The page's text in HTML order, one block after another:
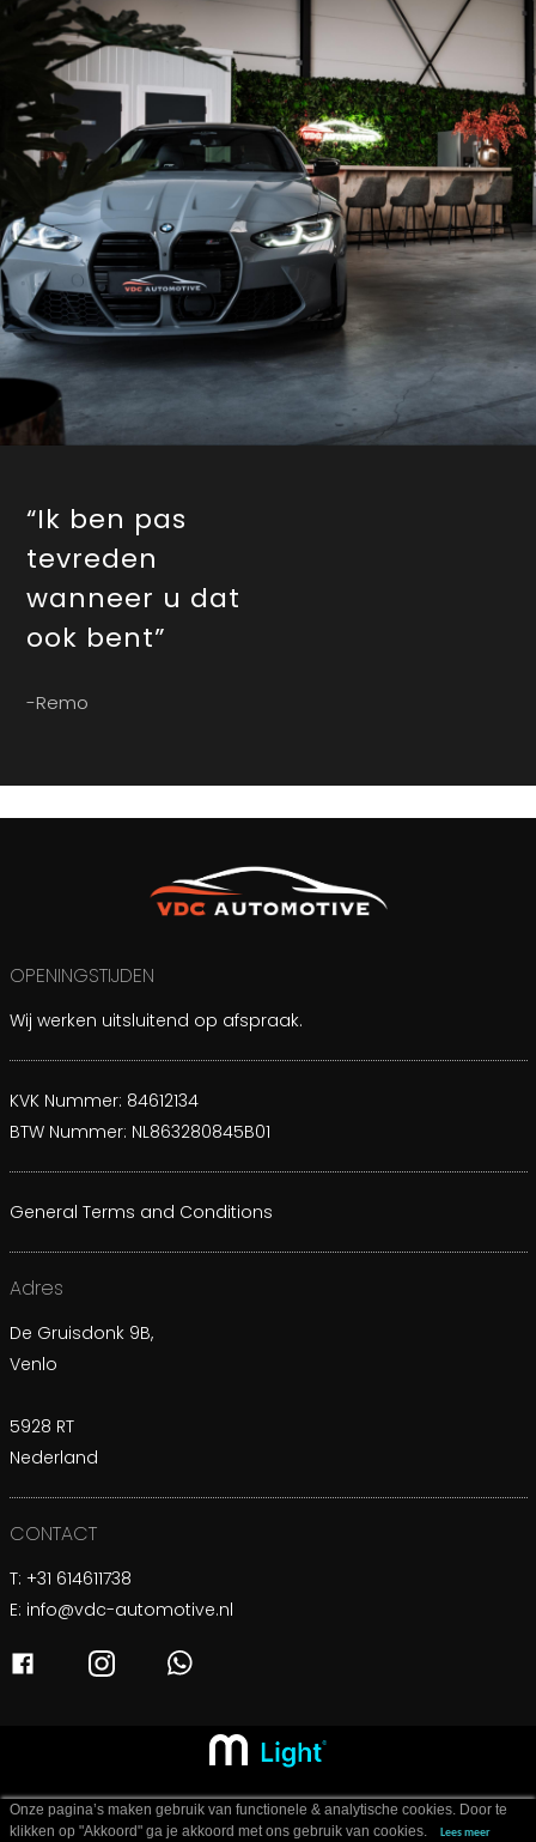
“Ik ben pas
tevreden
wanneer u dat
ook bent”
-Remo
OPENINGSTIJDEN
Wij werken uitsluitend op afspraak.
KVK Nummer: 84612134
BTW Nummer: NL863280845B01
General Terms and Conditions
Adres
De Gruisdonk 9B,
Venlo
5928 RT
Nederland
CONTACT
T: +31 614611738
E: info@vdc-automotive.nl
Onze pagina’s maken gebruik van functionele & analytische cookies. Door te
klikken op "Akkoord" ga je akkoord met ons gebruik van cookies.
Lees meer